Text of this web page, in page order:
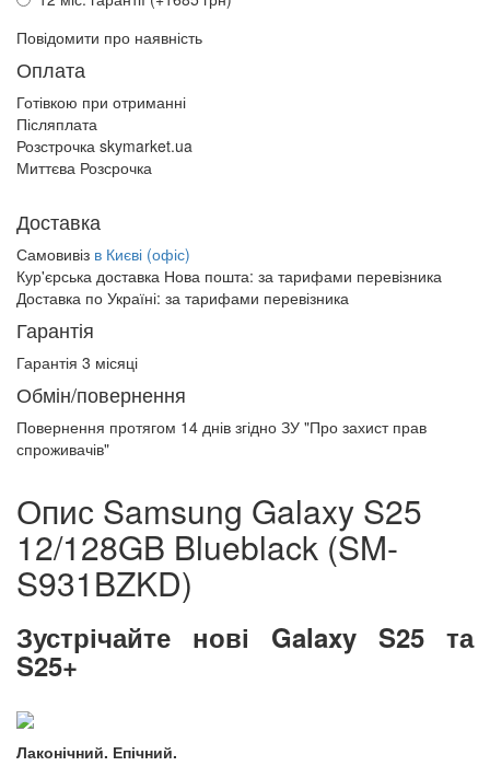
Повідомити про наявність
Оплата
Готівкою при отриманні
Післяплата
Розстрочка skymarket.ua
Миттєва Розсрочка
Доставка
Самовивіз в Києві (офіс)
Кур'єрська доставка Нова пошта: за тарифами перевізника
Доставка по Україні: за тарифами перевізника
Гарантія
Гарантія 3 місяці
Обмін/повернення
Повернення протягом 14 днів згідно ЗУ "Про захист прав
спроживачів"
Опис Samsung Galaxy S25
12/128GB Blueblack (SM-
S931BZKD)
Зустрічайте нові Galaxy S25 та
S25+
Лаконічний. Епічний.